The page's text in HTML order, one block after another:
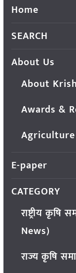
Home
SEARCH
About Us
About
Awards &
E-paper
CATEGORY
राष्ट्रीय
News)
राज्य कृषि